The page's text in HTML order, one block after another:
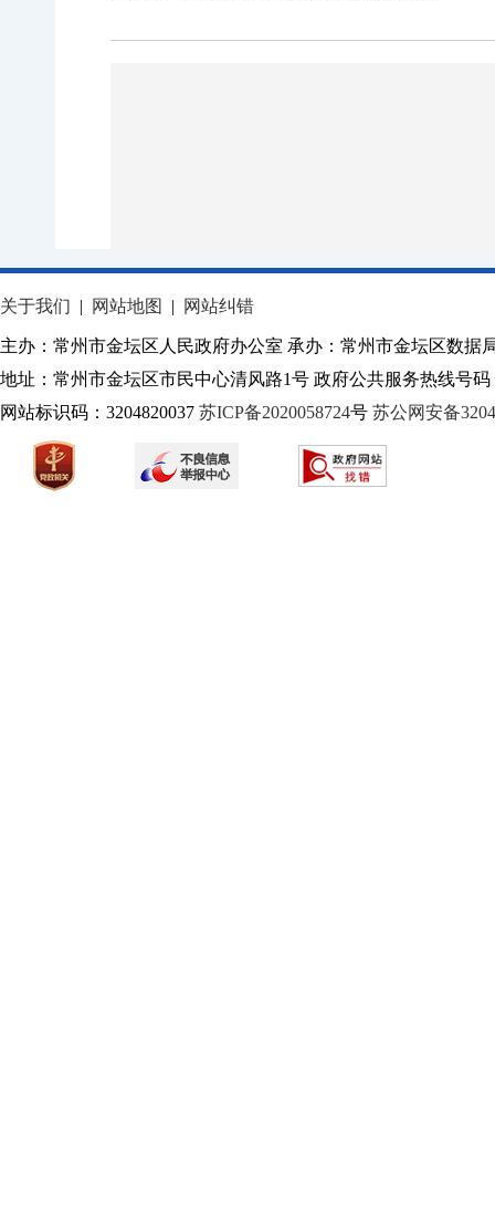
关于我们 | 网站地图 | 网站纠错
主办：常州市金坛区人民政府办公室 承办：常州市金坛区数据
地址：常州市金坛区市民中心清风路1号 政府公共服务热线号码
网站标识码：3204820037 苏ICP备2020058724号 苏公网安备